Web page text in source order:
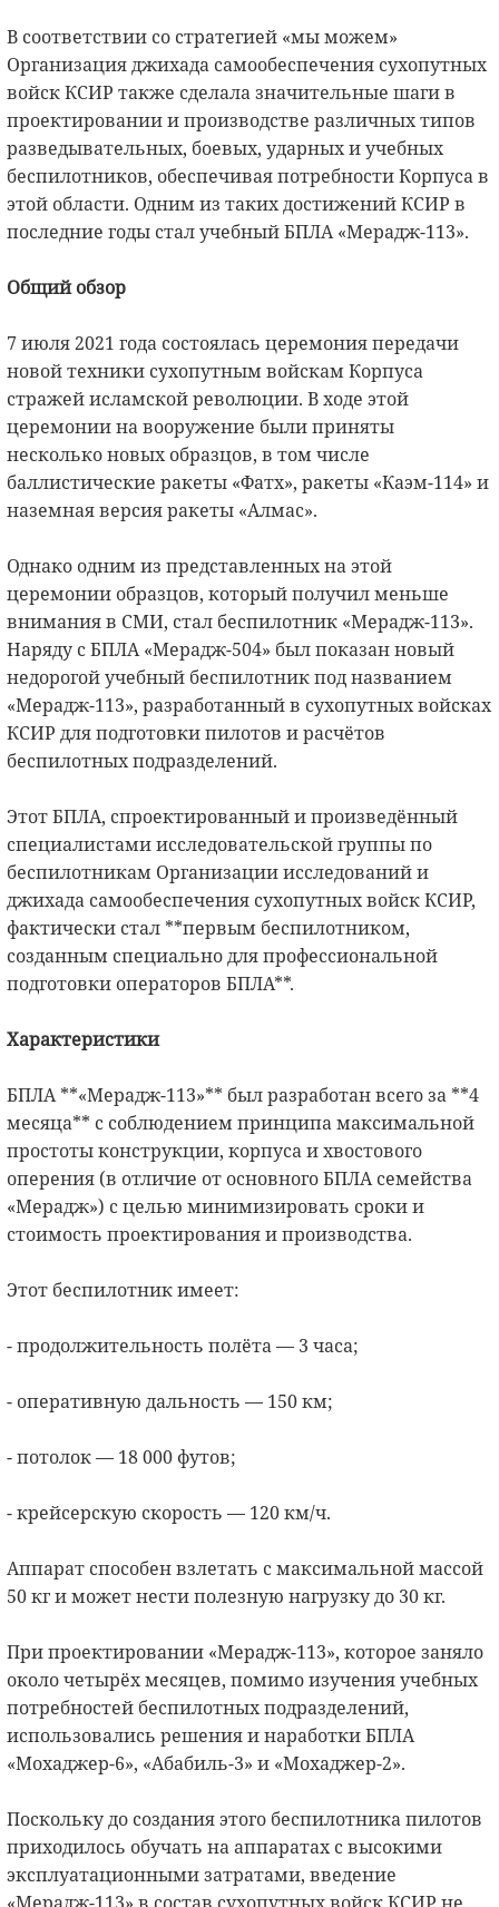
В соответствии со стратегией «мы можем»
Организация джихада самообеспечения сухопутных
войск КСИР также сделала значительные шаги в
проектировании и производстве различных типов
разведывательных, боевых, ударных и учебных
беспилотников, обеспечивая потребности Корпуса в
этой области. Одним из таких достижений КСИР в
последние годы стал учебный БПЛА «Мерадж-113».
Общий обзор
7 июля 2021 года состоялась церемония передачи
новой техники сухопутным войскам Корпуса
стражей исламской революции. В ходе этой
церемонии на вооружение были приняты
несколько новых образцов, в том числе
баллистические ракеты «Фатх», ракеты «Каэм-114» и
наземная версия ракеты «Алмас».
Однако одним из представленных на этой
церемонии образцов, который получил меньше
внимания в СМИ, стал беспилотник «Мерадж-113».
Наряду с БПЛА «Мерадж-504» был показан новый
недорогой учебный беспилотник под названием
«Мерадж-113», разработанный в сухопутных войсках
КСИР для подготовки пилотов и расчётов
беспилотных подразделений.
Этот БПЛА, спроектированный и произведённый
специалистами исследовательской группы по
беспилотникам Организации исследований и
джихада самообеспечения сухопутных войск КСИР,
фактически стал **первым беспилотником,
созданным специально для профессиональной
подготовки операторов БПЛА**.
Характеристики
БПЛА **«Мерадж-113»** был разработан всего за **4
месяца** с соблюдением принципа максимальной
простоты конструкции, корпуса и хвостового
оперения (в отличие от основного БПЛА семейства
«Мерадж») с целью минимизировать сроки и
стоимость проектирования и производства.
Этот беспилотник имеет:
- продолжительность полёта — 3 часа;
- оперативную дальность — 150 км;
- потолок — 18 000 футов;
- крейсерскую скорость — 120 км/ч.
Аппарат способен взлетать с максимальной массой
50 кг и может нести полезную нагрузку до 30 кг.
При проектировании «Мерадж-113», которое заняло
около четырёх месяцев, помимо изучения учебных
потребностей беспилотных подразделений,
использовались решения и наработки БПЛА
«Мохаджер-6», «Абабиль-3» и «Мохаджер-2».
Поскольку до создания этого беспилотника пилотов
приходилось обучать на аппаратах с высокими
эксплуатационными затратами, введение